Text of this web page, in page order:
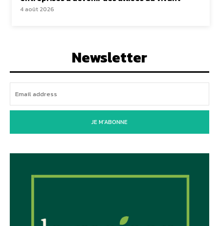
4 août 2026
Newsletter
JE M'ABONNE